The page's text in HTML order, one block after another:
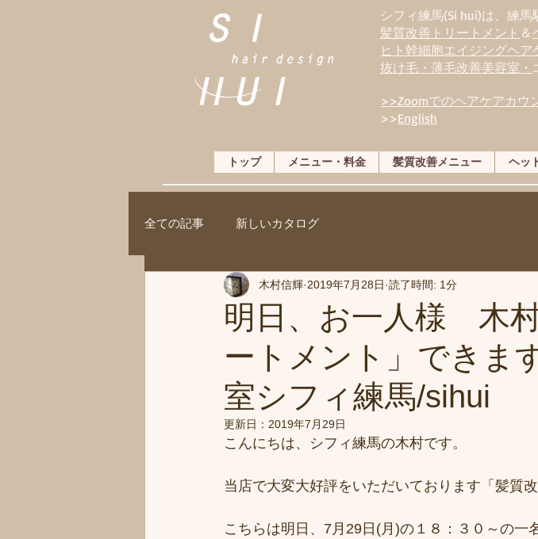
シフィ練馬(Si hui)は、 練馬
髪質改善トリートメント ＆
ヒト幹細胞エイジングヘ
抜け毛・薄毛改善美容室・
>>Zoomでのヘアケアカウ
>>English
トップ メニュー・料金 髪質改善メニュー ヘッ
全ての記事 新しいカタログ
明日、お一人様 木
ートメント」できま
室シフィ練馬/sihui
木村信輝 2019年7月28日 読了時間: 1分
更新日： 2019年7月29日
こんにちは、シフィ練馬の木村です。
当店で大変大好評をいただいております「髪質
こちらは明日、7月29日(月)の１８：３０～の一